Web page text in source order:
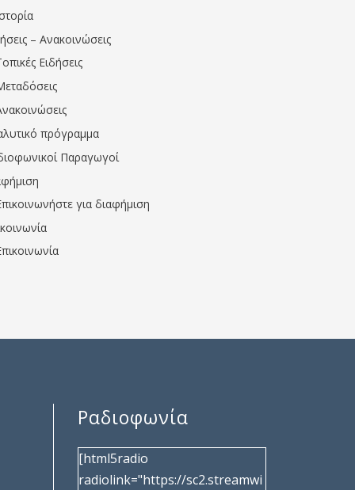
– Ανακοινώσεις
Ειδήσεις
πρόγραμμα
Παραγωγοί
για διαφήμιση
Ραδιοφωνία
[html5radio
radiolink="https://sc2.streamwi